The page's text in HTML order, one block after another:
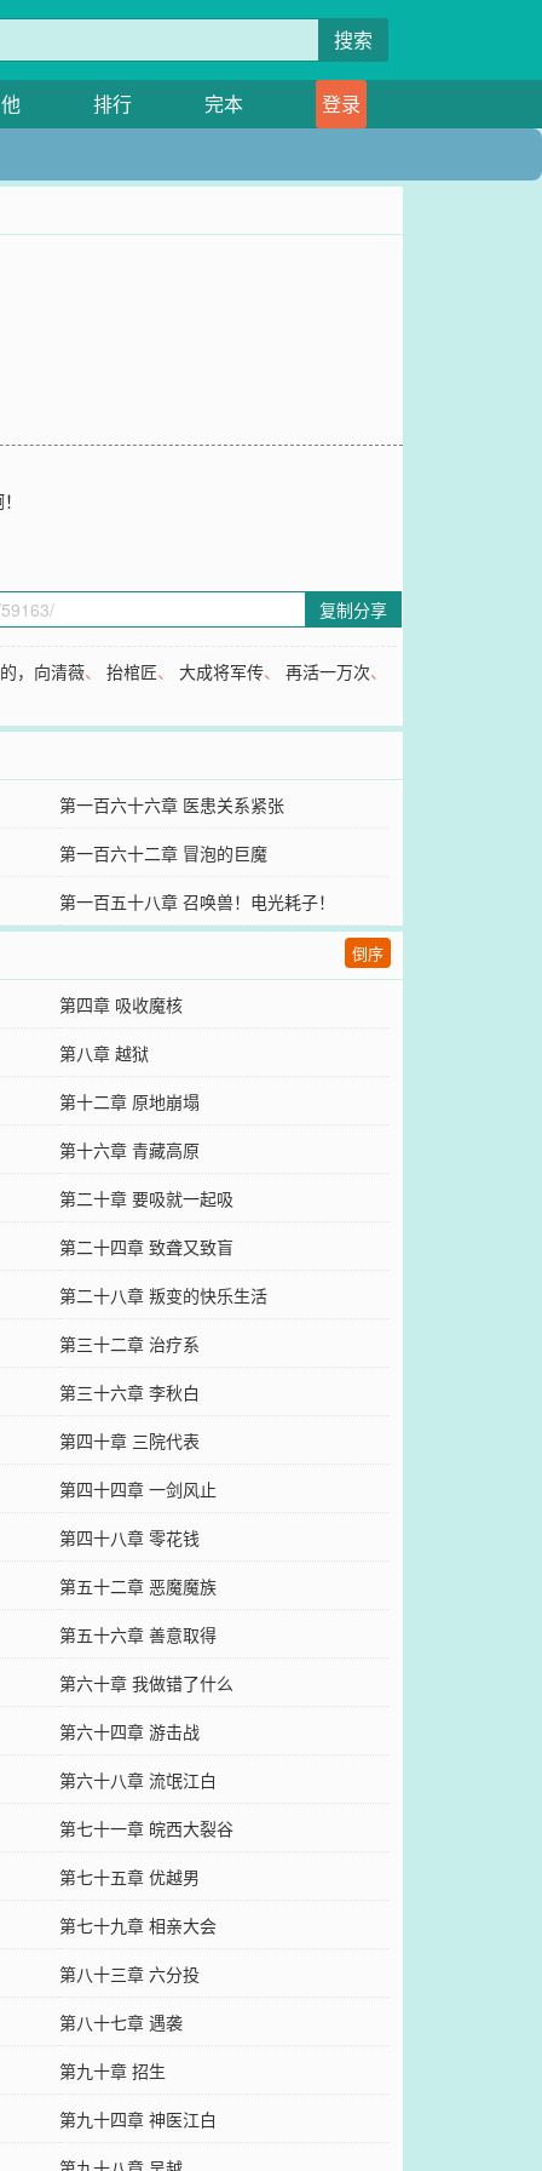
搜索
排行 完本 登录
复制分享
，向清薇、抬棺匠、大成将军传、再活一万次、
第一百六十六章 医患关系紧张
第一百六十二章 冒泡的巨魔
第一百五十八章 召唤兽！电光耗子！
倒序
第四章 吸收魔核
第八章 越狱
第十二章 原地崩塌
第十六章 青藏高原
第二十章 要吸就一起吸
第二十四章 致聋又致盲
第二十八章 叛变的快乐生活
第三十二章 治疗系
第三十六章 李秋白
第四十章 三院代表
第四十四章 一剑风止
第四十八章 零花钱
第五十二章 恶魔魔族
第五十六章 善意取得
第六十章 我做错了什么
第六十四章 游击战
第六十八章 流氓江白
第七十一章 皖西大裂谷
第七十五章 优越男
第七十九章 相亲大会
第八十三章 六分投
第八十七章 遇袭
第九十章 招生
第九十四章 神医江白